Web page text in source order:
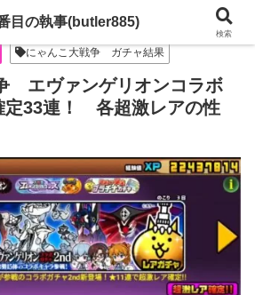
にゃんこ大戦争 ガチャ結果
エヴァンゲリオンコラボ
33連！ 各超激レアの性
目の執事(butler885)
検索